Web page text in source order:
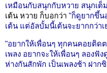
เหมือนกับสนุกกับหวาย สนุกเต็
เต้น หวาย ก็บอกว่า "ก็ดูยากขึ้น
เต้น แต่อัลบั้มนี้เต้นจะยากกว่า
"อยากให้เพื่อนๆ ทุกคนคอยติด
เพลง อยากจะให้เพื่อนๆ ลองฟั
ห่างกันสักพัก เป็นเพลงช้า ฝาก